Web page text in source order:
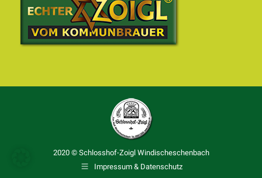
2020 © Schlosshof-Zoigl Windischeschenbach
Impressum & Datenschutz